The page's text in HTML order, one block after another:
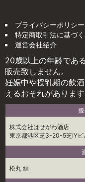
プライバシーポリシー
特定商取引法に基づ
運営会社紹介
20歳以上の年齢であ
販売致しません。
妊娠中や授乳期の飲
えるおそれがあります
株式会社はせがわ酒店
東京都港区芝3-20-5芝IYビ
松丸 結